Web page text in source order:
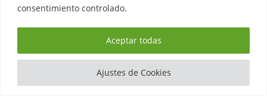
consentimiento controlado.
Ajustes de Cookies
Aceptar todas
INFANTILES
Te presentamos las diferentes
formas y sabores, pensadas para